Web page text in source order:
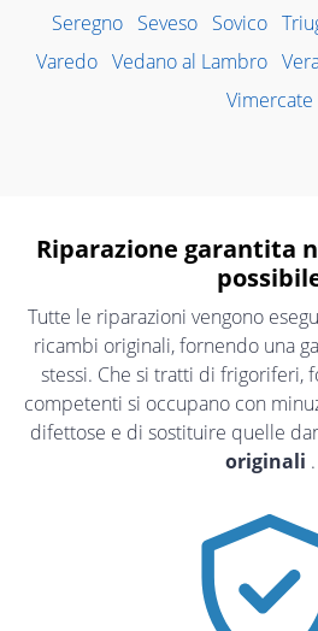
Seregno Seveso Sovico
Varedo Vedano al Lambro
Vimercate
Riparazione garantita
Tutte le riparazioni vengono
ricambi originali, fornendo una
stessi. Che si tratti di frigoriferi,
competenti si occupano con
difettose e di sostituire quelle
originali .